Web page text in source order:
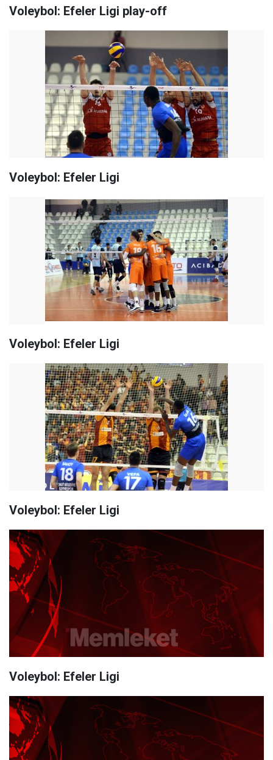
Voleybol: Efeler Ligi play-off
Voleybol: Efeler Ligi
Voleybol: Efeler Ligi
Voleybol: Efeler Ligi
Voleybol: Efeler Ligi